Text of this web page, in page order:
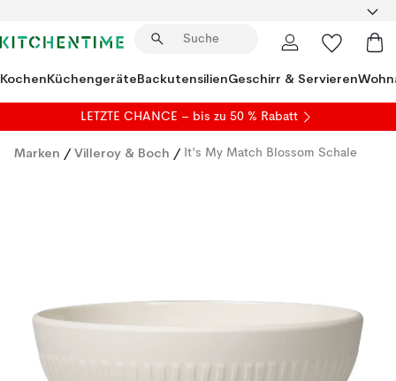
KochenKüchengeräteBackutensilienGeschirr & Servieren
LETZTE CHANCE – bis zu 50 % Rabatt
Marken / Villeroy & Boch / It's My Match Blossom Schale